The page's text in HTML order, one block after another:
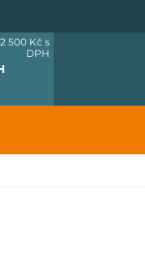
500 Kč s
DPH